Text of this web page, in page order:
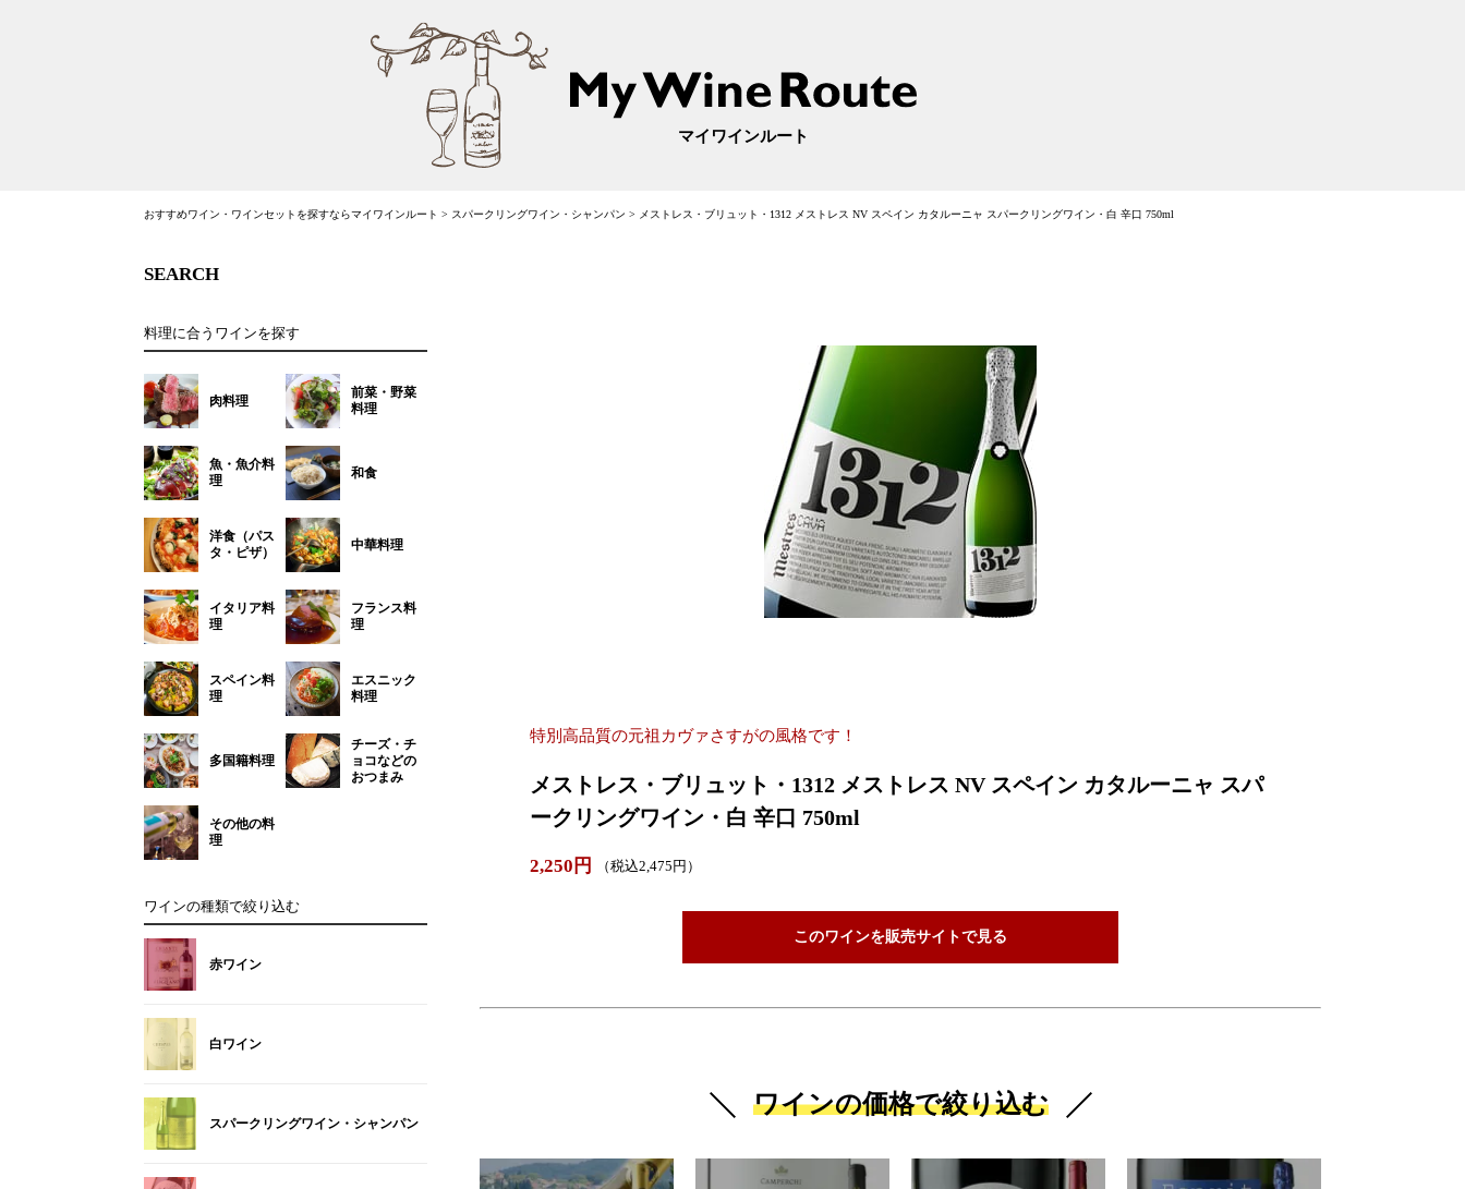
マイワインルート
おすすめワイン・ワインセットを探すならマイワインルート > スパークリングワイン・シャンパン > メストレス・ブリュット・1312 メストレス NV スペイン カタルーニャ スパークリングワイン・白 辛口 750ml
SEARCH
料理に合うワインを探す
肉料理
前菜・野菜
料理
魚・魚介料
理
和食
洋食（パス
タ・ピザ）
中華料理
イタリア料
理
フランス料
理
スペイン料
理
エスニック
料理
多国籍料理
チーズ・チ
ョコなどの
おつまみ
その他の料
理
ワインの種類で絞り込む
赤ワイン
白ワイン
スパークリングワイン・シャンパン
特別高品質の元祖カヴァさすがの風格です！
メストレス・ブリュット・1312 メストレス NV スペイン カタルーニャ スパ
ークリングワイン・白 辛口 750ml
2,250円 （税込2,475円）
このワインを販売サイトで見る
ワインの価格で絞り込む